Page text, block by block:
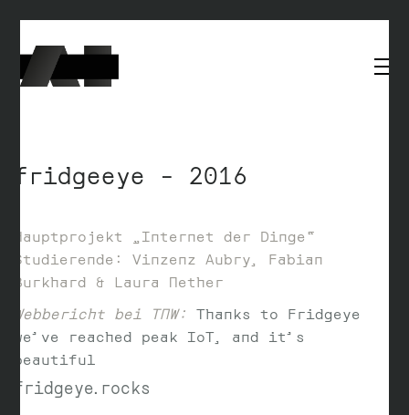
fridgeeye – 2016
Hauptprojekt „Internet der Dinge“
Studierende: Vinzenz Aubry, Fabian
Burkhard & Laura Nether
Webbericht bei TNW: Thanks to Fridgeye
we’ve reached peak IoT, and it’s
beautiful
fridgeye.rocks